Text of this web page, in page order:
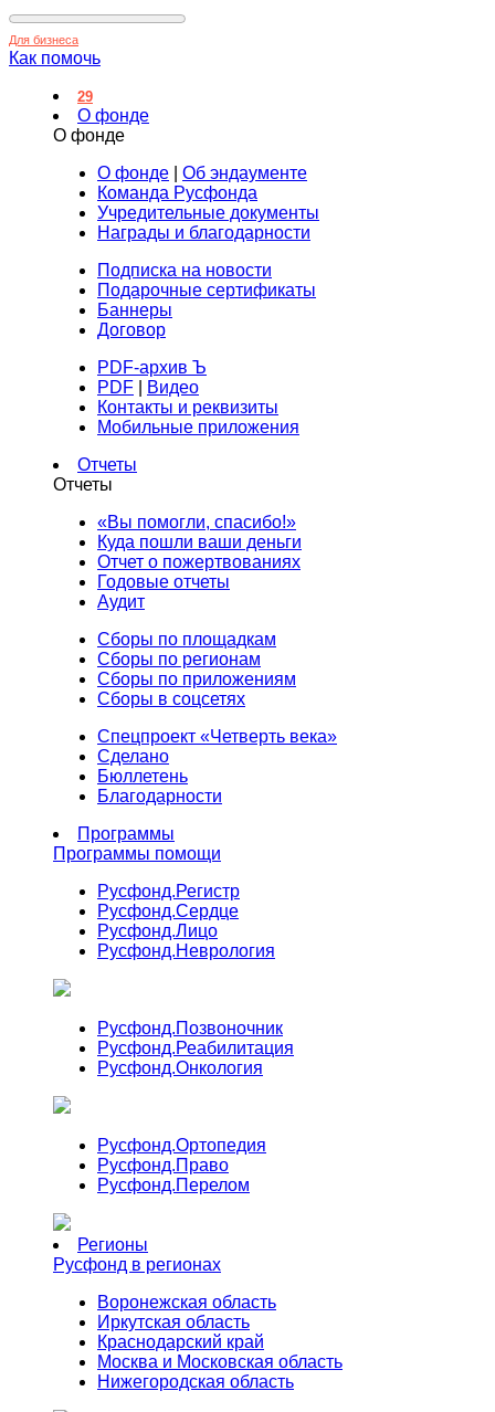
Для бизнеса
Как помочь
29
О фонде
О фонде
О фонде
Об эндаументе
Команда Русфонда
Учредительные документы
Награды и благодарности
Подписка на новости
Подарочные сертификаты
Баннеры
Договор
PDF-архив Ъ
PDF
Видео
Контакты и реквизиты
Мобильные приложения
Отчеты
Отчеты
«Вы помогли, спасибо!»
Куда пошли ваши деньги
Отчет о пожертвованиях
Годовые отчеты
Аудит
Сборы по площадкам
Сборы по регионам
Сборы по приложениям
Сборы в соцсетях
Спецпроект «Четверть века»
Сделано
Бюллетень
Благодарности
Программы
Программы помощи
Русфонд.Регистр
Русфонд.Сердце
Русфонд.Лицо
Русфонд.Неврология
Русфонд.Позвоночник
Русфонд.Реабилитация
Русфонд.Онкология
Русфонд.Ортопедия
Русфонд.Право
Русфонд.Перелом
Регионы
Русфонд в регионах
Воронежская область
Иркутская область
Краснодарский край
Москва и Московская область
Нижегородская область